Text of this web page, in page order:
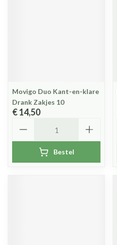
Movigo Duo Kant-en-klare
Drank Zakjes 10
€ 14,50
Bestel